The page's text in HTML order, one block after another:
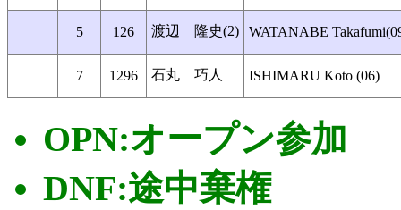
5 126 渡辺 隆史(2) WATANABE
7 1296 石丸 巧人 ISHIMARU Koto (06)
OPN:オープン参加
DNF:途中棄権